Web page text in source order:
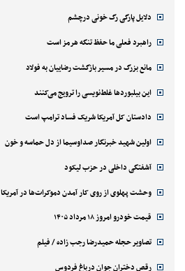
دلایل پارگی رگ خونی درچشم
راهبرد فعلی ما حفظ تنگه هرمز است
مانع بزرگ در مسیر بازگشت رضاییان به فولاد
این بیلبوردها غلط‌نویسی را ترویج می‌کنند
دادستان کل آمریکا شریک فساد ترامپ است
اولین شهید خبرنگار صداوسیما از دل حماسه و خون
آشفتگی داخلی در حزب لیکود
وحشت پهلوی از روی کار آمدن دموکرات‌ها در آمریکا
قیمت خودرو امروز ۱۸ مرداد ۱۴۰۵
تصاویر حجله حمیدرضا رجب زاده / فیلم
رقص دختران جوان درباغ فردوس